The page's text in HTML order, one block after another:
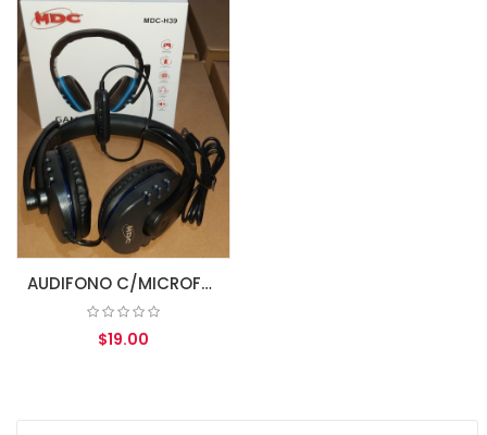
AUDIFONO C/MICROFONO MDC USB MDC-H39 GAMING
$19.00